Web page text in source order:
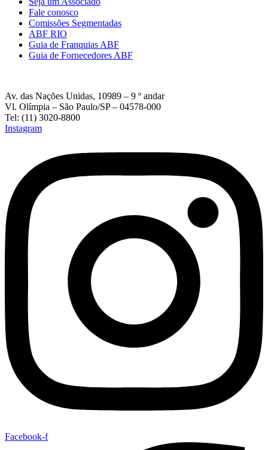
Fale conosco
Comissões Segmentadas
ABF RIO
Guia de Franquias ABF
Guia de Fornecedores ABF
Av. das Nações Unidas, 10989 – 9 º andar
Vl. Olímpia – São Paulo/SP – 04578-000
Tel: (11) 3020-8800
Instagram
Facebook-f